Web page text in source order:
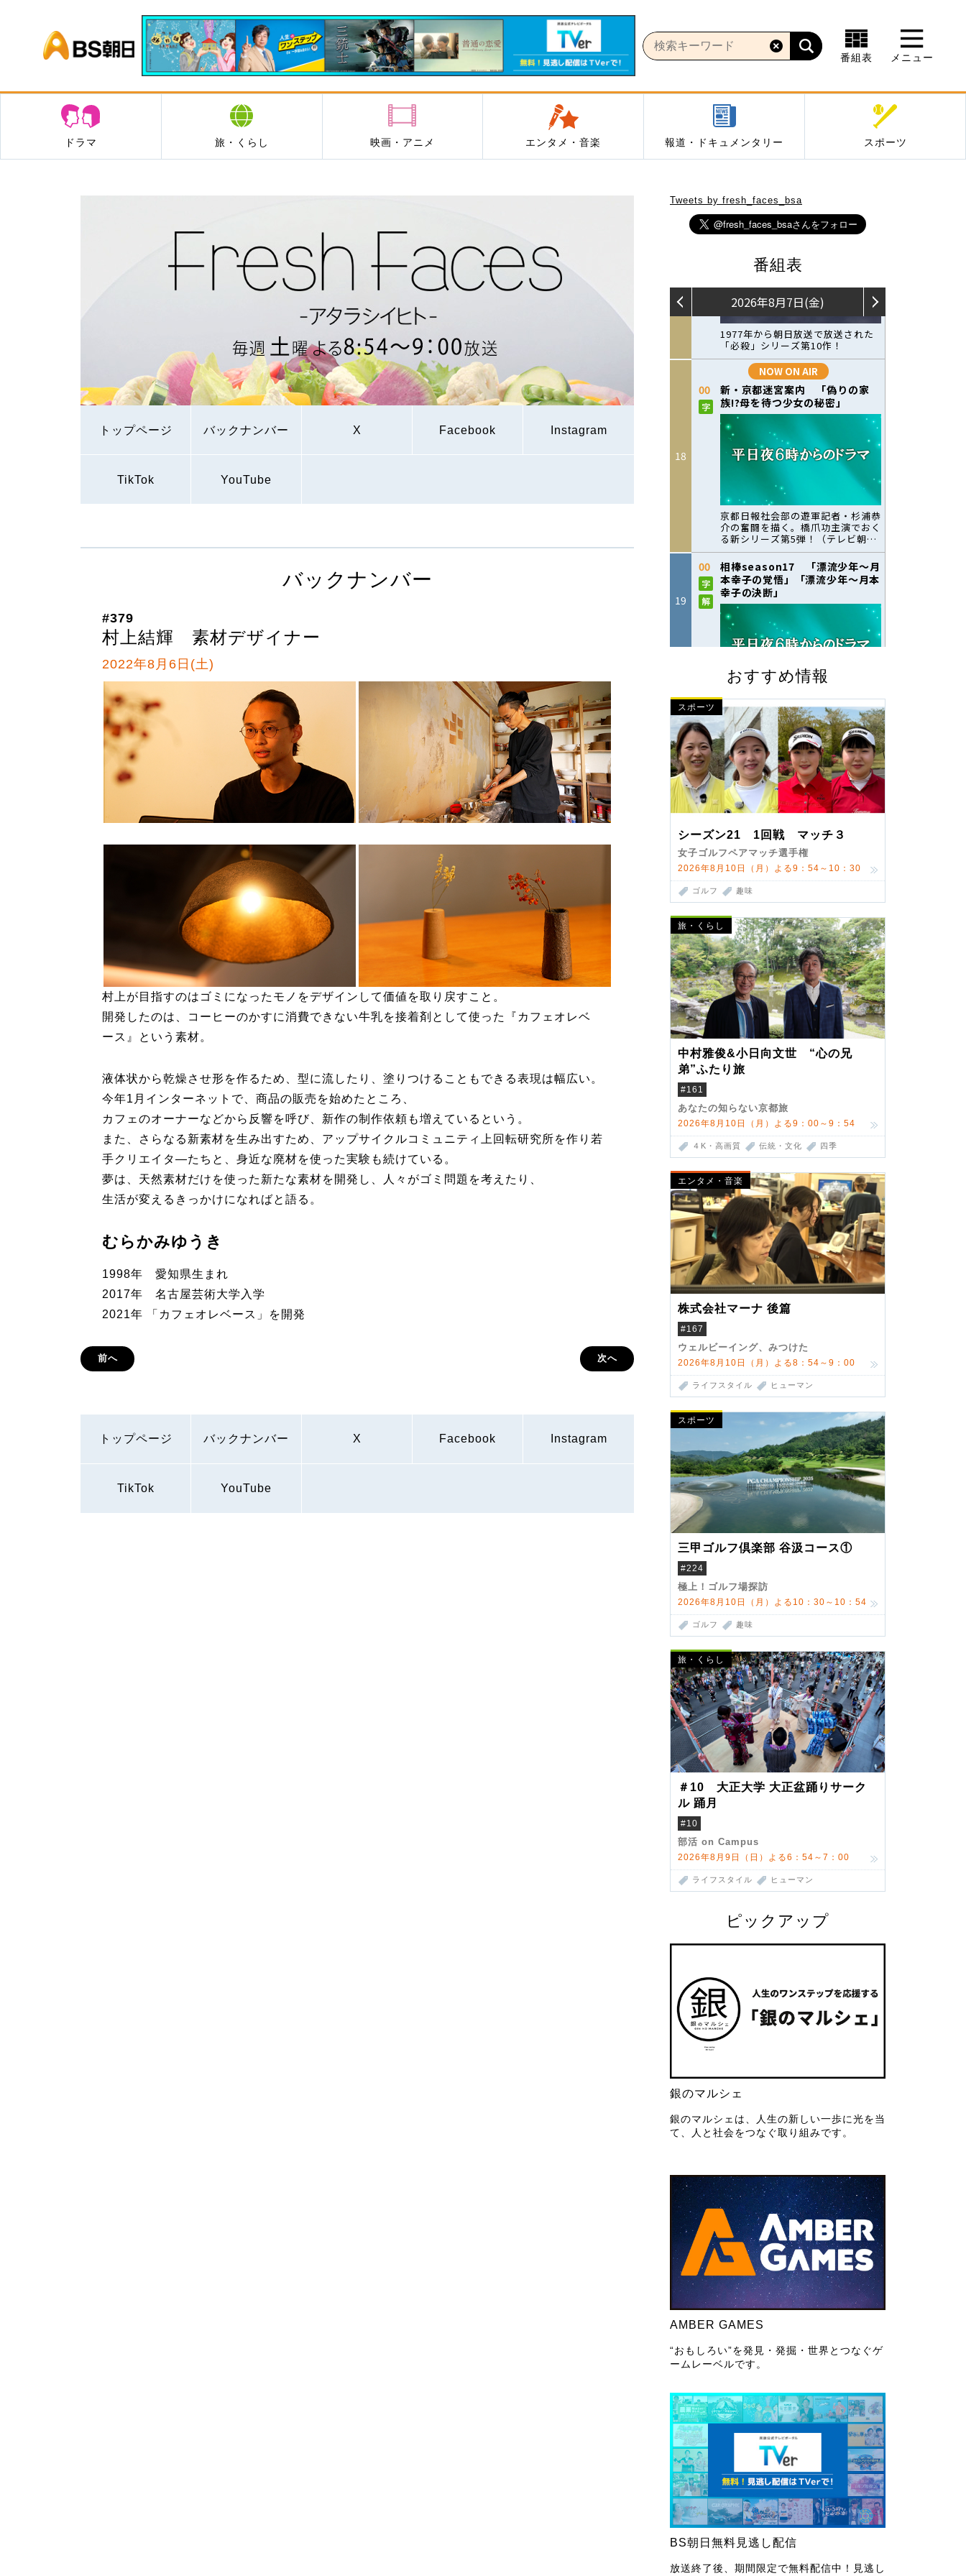
BS朝日
番組表 メニュー
ドラマ 旅・くらし 映画・アニメ エンタメ・音楽 報道・ドキュメンタリー スポーツ
トップページ バックナンバー X Facebook Instagram
TikTok YouTube
Tweets by fresh_faces_bsa
番組表
おすすめ情報
スポーツ
シーズン21 1回戦 マッチ３
女子ゴルフペアマッチ選手権
2026年8月10日（月）よる9：54～10：30
ゴルフ 趣味
旅・くらし
中村雅俊&小日向文世 “心の兄
弟”ふたり旅
#161
あなたの知らない京都旅
2026年8月10日（月）よる9：00～9：54
４K・高画質 伝統・文化 四季
エンタメ・音楽
株式会社マーナ 後篇
#167
ウェルビーイング、みつけた
2026年8月10日（月）よる8：54～9：00
ライフスタイル ヒューマン
スポーツ
三甲ゴルフ倶楽部 谷汲コース①
#224
極上！ゴルフ場探訪
2026年8月10日（月）よる10：30～10：54
ゴルフ 趣味
旅・くらし
＃10 大正大学 大正盆踊りサーク
ル 踊月
#10
部活 on Campus
2026年8月9日（日）よる6：54～7：00
ライフスタイル ヒューマン
ピックアップ
銀のマルシェ
銀のマルシェは、人生の新しい一歩に光を当
て、人と社会をつなぐ取り組みです。
AMBER GAMES
“おもしろい”を発見・発掘・世界とつなぐゲ
ームレーベルです。
BS朝日無料見逃し配信
放送終了後、期間限定で無料配信中！見逃し
バックナンバー
#379
村上結輝 素材デザイナー
2022年8月6日(土)
村上が目指すのはゴミになったモノをデザインして価値を取り戻すこと。
開発したのは、コーヒーのかすに消費できない牛乳を接着剤として使った『カフェオレベ
ース』という素材。
液体状から乾燥させ形を作るため、型に流したり、塗りつけることもできる表現は幅広い。
今年1月インターネットで、商品の販売を始めたところ、
カフェのオーナーなどから反響を呼び、新作の制作依頼も増えているという。
また、さらなる新素材を生み出すため、アップサイクルコミュニティ上回転研究所を作り若
手クリエイタ―たちと、身近な廃材を使った実験も続けている。
夢は、天然素材だけを使った新たな素材を開発し、人々がゴミ問題を考えたり、
生活が変えるきっかけになればと語る。
むらかみゆうき
1998年 愛知県生まれ
2017年 名古屋芸術大学入学
2021年 「カフェオレベース」を開発
前へ 次へ
トップページ バックナンバー X Facebook Instagram
TikTok YouTube